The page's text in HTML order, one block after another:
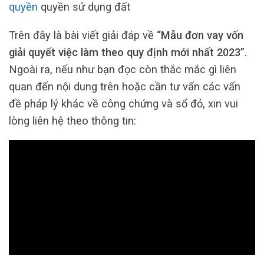
quyền quyền sử dụng đất
Trên đây là bài viết giải đáp về “Mẫu đơn vay vốn
giải quyết việc làm theo quy định mới nhất 2023”.
Ngoài ra, nếu như bạn đọc còn thắc mắc gì liên
quan đến nội dung trên hoặc cần tư vấn các vấn
đề pháp lý khác về công chứng và sổ đỏ, xin vui
lòng liên hệ theo thông tin: